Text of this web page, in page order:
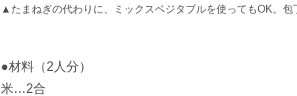
▲たまねぎの代わりに、ミックスベジタブルを使ってもOK。包
●材料（2人分）
米…2合